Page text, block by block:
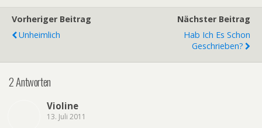
Vorheriger Beitrag
Unheimlich
Nächster Beitrag
Hab Ich Es Schon
Geschrieben?
2 Antworten
Violine
13. Juli 2011